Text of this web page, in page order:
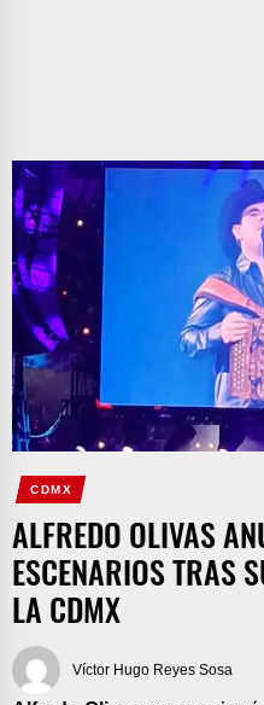
CDMX
ALFREDO OLIVAS
ESCENARIOS TRAS
LA CDMX
Víctor Hugo Reyes Sosa